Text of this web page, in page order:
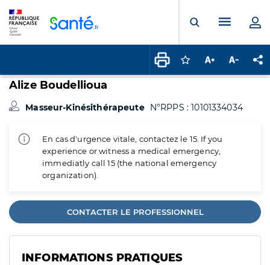
Ouvrir laMenu
Connectez-vous
Augmenter la
Alize Boudellioua
Masseur-Kinésithérapeute N°RPPS : 10101334034
En cas d'urgence vitale, contactez le 15. If you
experience or witness a medical emergency,
immediatly call 15 (the national emergency
organization).
CONTACTER LE PROFESSIONNEL
INFORMATIONS PRATIQUES